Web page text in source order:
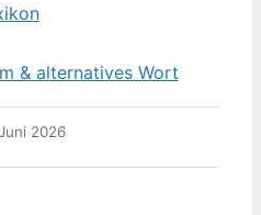
& alternatives Wort
2026